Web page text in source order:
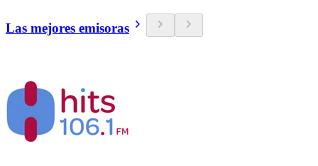
Las mejores emisoras